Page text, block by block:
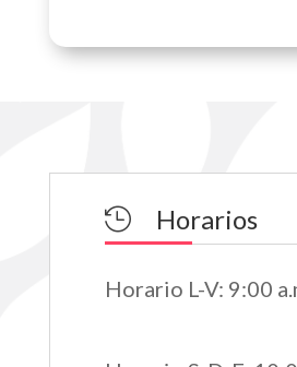
 Horarios
Horario L-V: 9:00